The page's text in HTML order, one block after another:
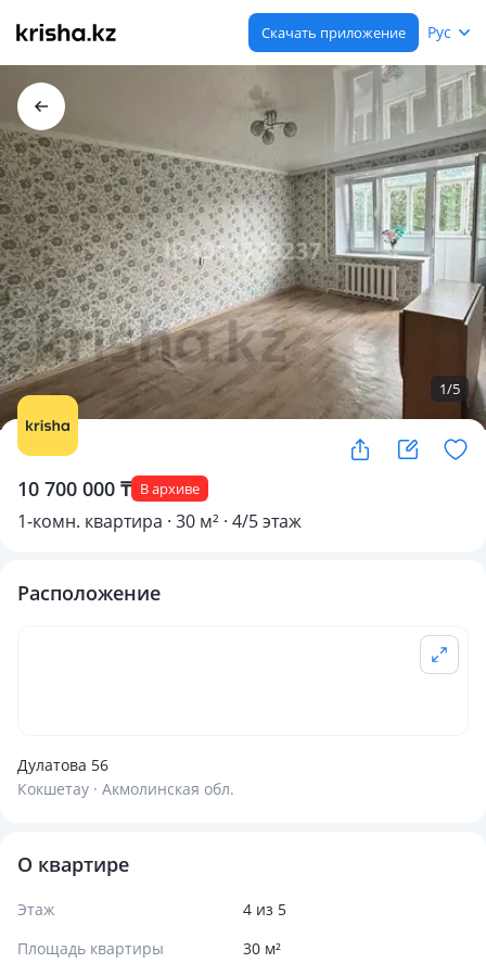
Скачать приложение Рус
1/5
10 700 000 ₸ В архиве
1-комн. квартира · 30 м² · 4/5 этаж
Расположение
Дулатова 56
Кокшетау · Акмолинская обл.
О квартире
Этаж
4 из 5
Площадь квартиры
30 м²